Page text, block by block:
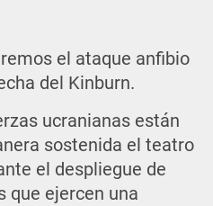
el ataque anfibio
del Kinburn.
ucranianas están
sostenida el teatro
el despliegue de
que ejercen una